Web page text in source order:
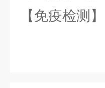
【免疫检测